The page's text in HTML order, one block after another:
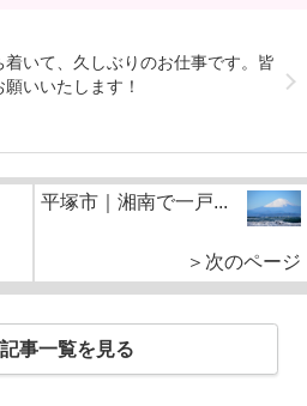
着いて、久しぶりのお仕事です。皆
いいたします！
平塚市｜湘南で一戸...
＞次のページ
事一覧を見る